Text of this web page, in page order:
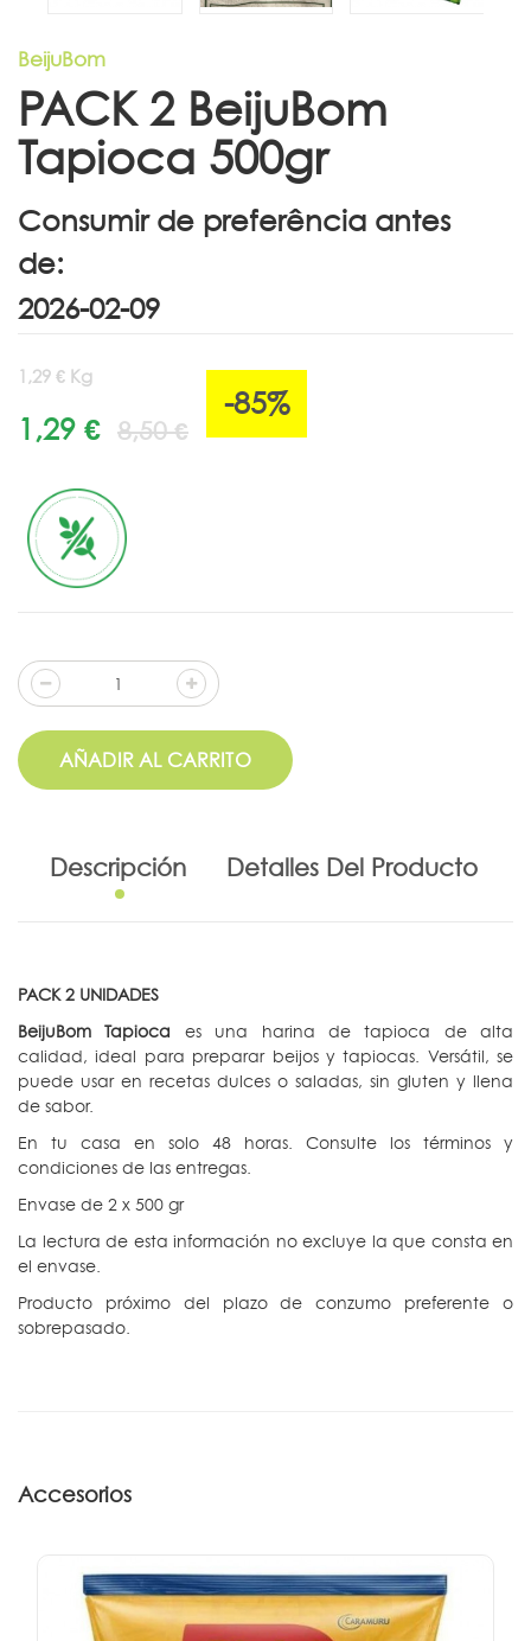
BeijuBom
PACK 2 BeijuBom
Tapioca 500gr
Consumir de preferência antes
de:
1,29 € Kg
1,29 € 8,50 €
-85%
AÑADIR AL CARRITO
Descripción Detalles Del Producto
PACK 2 UNIDADES
BeijuBom Tapioca es una harina de tapioca de alta
calidad, ideal para preparar beijos y tapiocas. Versátil, se
puede usar en recetas dulces o saladas, sin gluten y llena
de sabor.
En tu casa en solo 48 horas. Consulte los términos y
condiciones de las entregas.
Envase de 2 x 500 gr
La lectura de esta información no excluye la que consta en
el envase.
Producto próximo del plazo de conzumo preferente o
sobrepasado.
Accesorios